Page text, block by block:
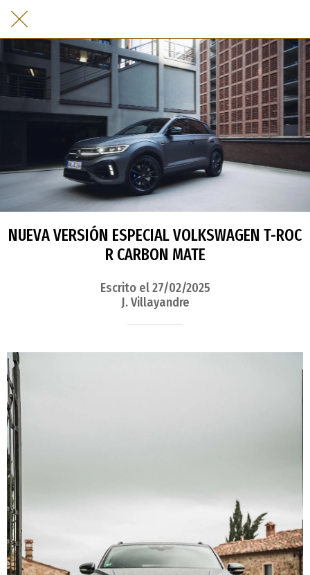
NUEVA VERSIÓN ESPECIAL VOLKSWAGEN T-ROC
R CARBON MATE
Escrito el 27/02/2025
J. Villayandre